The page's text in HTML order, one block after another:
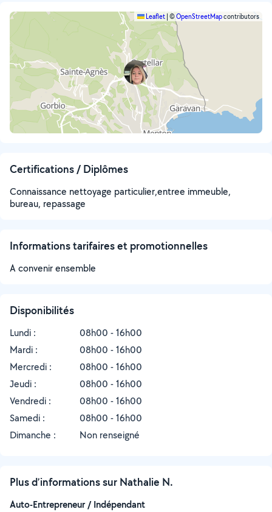
Leaflet ©OpenStreetMapcontributors
Certifications / Diplômes
Connaissance nettoyage particulier,entree immeuble,
bureau, repassage
Informations tarifaires et promotionnelles
A convenir ensemble
Disponibilités
Lundi :
08h00 - 16h00
Mardi :
08h00 - 16h00
Mercredi :
08h00 - 16h00
Jeudi :
08h00 - 16h00
Vendredi :
08h00 - 16h00
Samedi :
08h00 - 16h00
Dimanche :
Non renseigné
Plus d’informations sur Nathalie N.
Auto-Entrepreneur / Indépendant